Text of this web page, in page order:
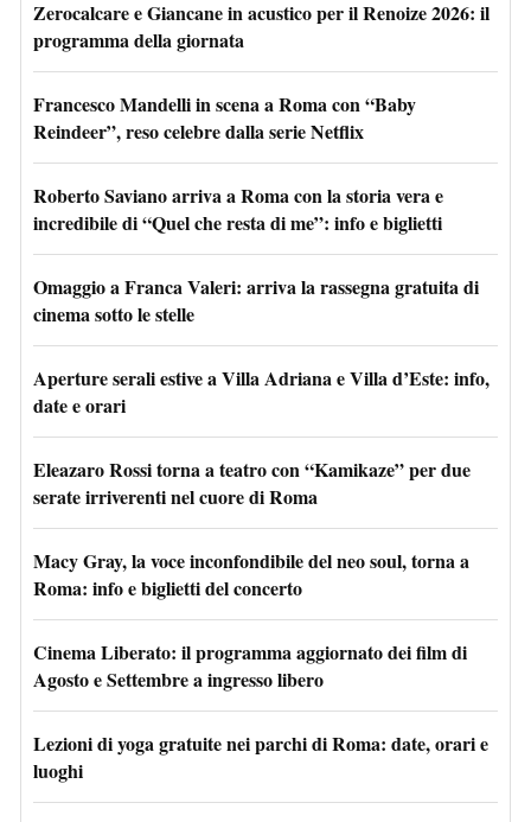
Zerocalcare e Giancane in acustico per il Renoize 2026: il
programma della giornata
Francesco Mandelli in scena a Roma con “Baby
Reindeer”, reso celebre dalla serie Netflix
Roberto Saviano arriva a Roma con la storia vera e
incredibile di “Quel che resta di me”: info e biglietti
Omaggio a Franca Valeri: arriva la rassegna gratuita di
cinema sotto le stelle
Aperture serali estive a Villa Adriana e Villa d’Este: info,
date e orari
Eleazaro Rossi torna a teatro con “Kamikaze” per due
serate irriverenti nel cuore di Roma
Macy Gray, la voce inconfondibile del neo soul, torna a
Roma: info e biglietti del concerto
Cinema Liberato: il programma aggiornato dei film di
Agosto e Settembre a ingresso libero
Lezioni di yoga gratuite nei parchi di Roma: date, orari e
luoghi